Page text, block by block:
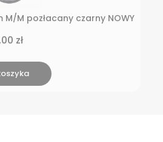
M/M pozłacany czarny NOWY
zł